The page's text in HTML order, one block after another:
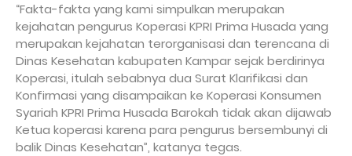
“Fakta-fakta yang kami simpulkan merupakan
kejahatan pengurus Koperasi KPRI Prima Husada yang
merupakan kejahatan terorganisasi dan terencana di
Dinas Kesehatan kabupaten Kampar sejak berdirinya
Koperasi, itulah sebabnya dua Surat Klarifikasi dan
Konfirmasi yang disampaikan ke Koperasi Konsumen
Syariah KPRI Prima Husada Barokah tidak akan dijawab
Ketua koperasi karena para pengurus bersembunyi di
balik Dinas Kesehatan”, katanya tegas.